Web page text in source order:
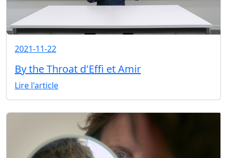
2021-11-22
By the Throat d'Effi et Amir
Lire l'article